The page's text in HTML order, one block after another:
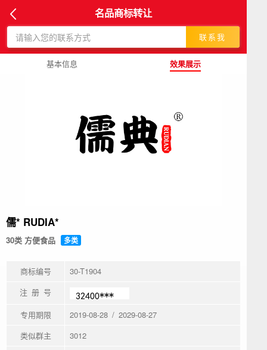
名品商标转让
联系我
基本信息 效果展示
儒* RUDIA*
30类 方便食品 多类
商标编号
30-T1904
注 册 号
专用期限
2019-08-28 / 2029-08-27
类似群主
3012